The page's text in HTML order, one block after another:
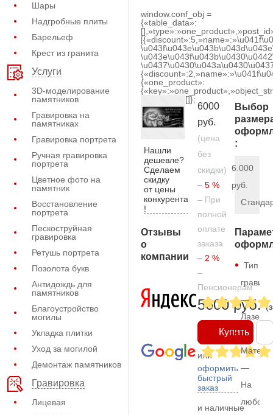
Шары
Надгробные плиты
Барельеф
Крест из гранита
Услуги
3D-моделирование
памятников
Гравировка на
памятниках
Гравировка портрета
Ручная гравировка
портрета
Цветное фото на
памятник
Восстановление
портрета
Пескоструйная
гравировка
Ретушь портрета
Позолота букв
Антидождь для
памятников
Благоустройство
могилы
Укладка плитки
Уход за могилой
Демонтаж памятников
Гравировка
Лицевая
window.conf_obj =
{«table_data»:
{«one_product»:
[]};
Нашли
дешевле?
Сделаем
скидку
от цены
конкурента
!
Отзывы
о
компании
6000
руб.
(цена
без
скидки)
– 5 %
– При
полной
оплате
заказа
– 2 %
–
Пенсионерам
5600 руб.
Купить
или
оформить
быстрый
заказ
и наличные
Выбор
:
6.000
руб.
Тип
—
—
На
любом